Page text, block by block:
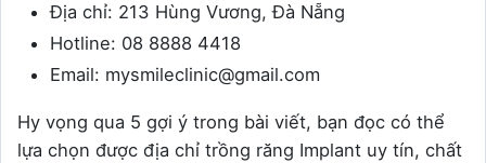
Địa chỉ: 213 Hùng Vương, Đà Nẵng
Hotline: 08 8888 4418
Email: mysmileclinic@gmail.com
Hy vọng qua 5 gợi ý trong bài viết, bạn đọc có thể
lựa chọn được địa chỉ trồng răng Implant uy tín, chất